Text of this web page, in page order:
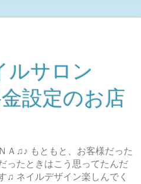
サロン
設定のお店
Ａ♫♪ もともと、お客様だった
ったときはこう思ってたんだ
♫ ネイルデザイン楽しんでく